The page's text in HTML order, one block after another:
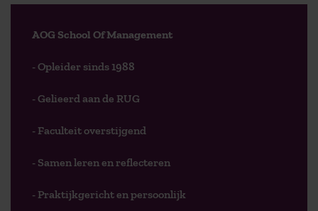
AOG School Of Management
- Opleider sinds 1988
- Gelieerd aan de RUG
- Faculteit overstijgend
- Samen leren en reflecteren
- Praktijkgericht en persoonlijk